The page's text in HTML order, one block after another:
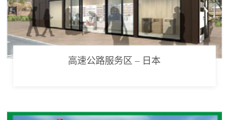
高速公路服务区 – 日本